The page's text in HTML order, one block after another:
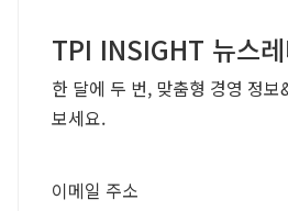
TPI INSIGHT 뉴스
한 달에 두 번, 맞춤형 경영 정
보세요.
이메일 주소